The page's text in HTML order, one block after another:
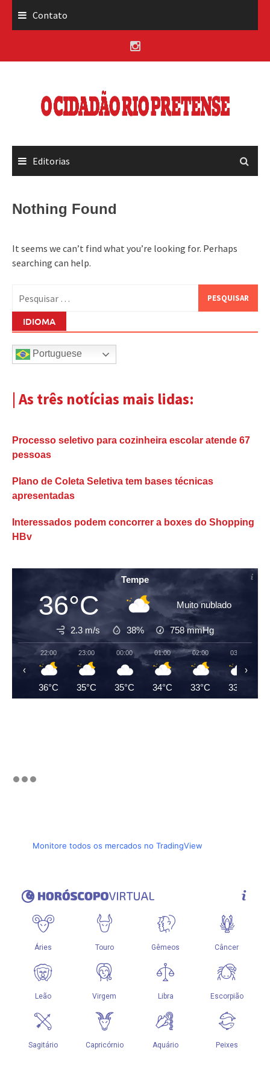
Contato
Editorias
Nothing Found
It seems we can’t find what you’re looking for. Perhaps
searching can help.
por:
IDIOMA
Portuguese
| As três notícias mais lidas:
Processo seletivo para cozinheira escolar atende 67
pessoas
Plano de Coleta Seletiva tem bases técnicas
apresentadas
Interessados podem concorrer a boxes do Shopping
HBv
Tempe
36°C Muito nublado
2.3 m/s 38% 758mmHg
22:00
36°C
23:00
35°C
00:00
35°C
01:00
34°C
02:00
33°C
03:00
33°C
‹ ›
Monitore todos os mercados no TradingView